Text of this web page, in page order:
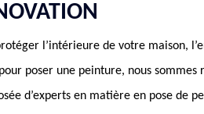
l’intérieure de votre maison,
poser une peinture, nous sommes
d’experts en matière en pose de